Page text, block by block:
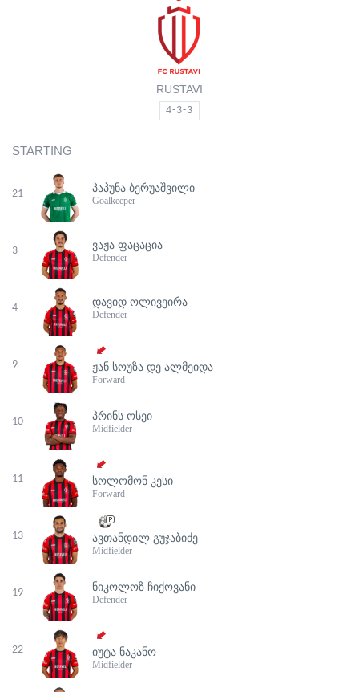
RUSTAVI
4-3-3
STARTING
21 ᲞᲐᲞᲣᲜᲐ ᲑᲔᲠᲣᲐᲨᲕᲘᲚᲘ
Goalkeeper
3 ᲕᲐᲟᲐ ᲤᲐᲪᲐᲪᲘᲐ
Defender
4 ᲓᲐᲕᲘᲓ ᲝᲚᲘᲕᲔᲘᲠᲐ
Defender
9 ᲟᲐᲜ ᲡᲝᲣᲖᲐ ᲓᲔ ᲐᲚᲛᲔᲘᲓᲐ
Forward
10 ᲞᲠᲘᲜᲡ ᲝᲡᲔᲘ
Midfielder
11 ᲡᲝᲚᲝᲛᲝᲜ ᲙᲔᲡᲘ
Forward
13 ᲐᲕᲗᲐᲜᲓᲘᲚ ᲒᲣᲯᲐᲑᲘᲫᲔ
Midfielder
19 ᲜᲘᲙᲝᲚᲝᲖ ᲩᲘᲥᲝᲕᲐᲜᲘ
Defender
22 ᲘᲣᲢᲐ ᲜᲐᲙᲐᲜᲝ
Midfielder